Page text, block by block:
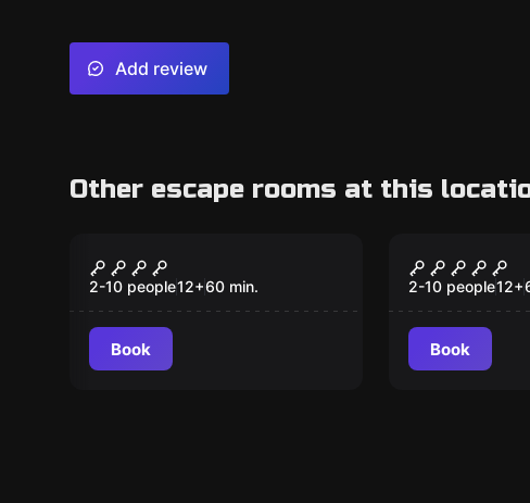
Add review
Other escape rooms at this
Mystery Room
2-10 people12+60 min.
Book
Virus
2-10 people12+
Book